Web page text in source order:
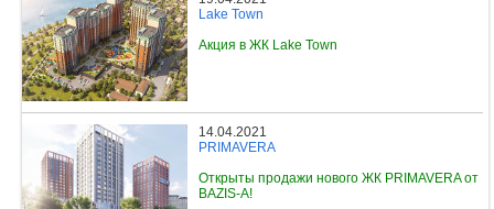
Lake Town
Акция в ЖК Lake Town
14.04.2021
PRIMAVERA
Открыты продажи нового ЖК PRIMAVERA от
BAZIS-A!